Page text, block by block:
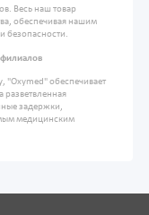
Весь наш товар
обеспечивая нашим
безопасности.
филиалов
"Oxymed" обеспечивает
разветвленная
задержки,
медицинским